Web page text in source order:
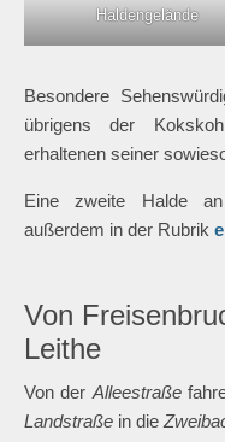
Haldengelände
Besondere
übrigens der
erhaltenen seiner
Eine zweite Halde
außerdem in der Rubrik
Von
Leithe
Von der Alleestraße
Landstraße in die